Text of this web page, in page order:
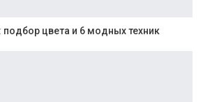
цвета и 6 модных техник